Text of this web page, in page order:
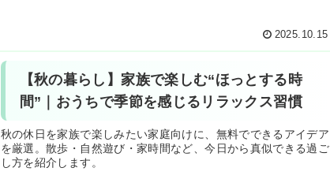
2025.10.15
【秋の暮らし】家族で楽しむ“ほっとする時
間”｜おうちで季節を感じるリラックス習慣
秋の休日を家族で楽しみたい家庭向けに、無料でできるアイデア
を厳選。散歩・自然遊び・家時間など、今日から真似できる過ご
し方を紹介します。